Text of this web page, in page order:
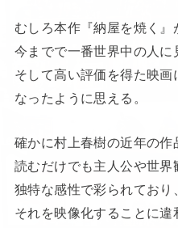
むしろ本作『納屋を焼く』
今までで一番世界中の人に
そして高い評価を得た映画
なったように思える。
確かに村上春樹の近年の作
読むだけでも主人公や世界
独特な感性で彩られており
それを映像化することに違